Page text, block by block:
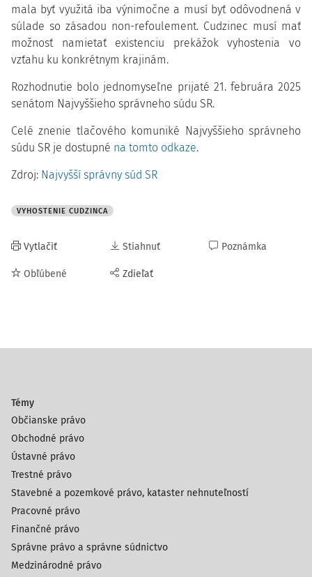
mala byť využitá iba výnimočne a musí byť odôvodnená v
súlade so zásadou non-refoulement. Cudzinec musí mať
možnosť namietať existenciu prekážok vyhostenia vo
vzťahu ku konkrétnym krajinám.
Rozhodnutie bolo jednomyseľne prijaté 21. februára 2025
senátom Najvyššieho správneho súdu SR.
Celé znenie tlačového komuniké Najvyššieho správneho
súdu SR je dostupné na tomto odkaze.
Zdroj: Najvyšší správny súd SR
VYHOSTENIE CUDZINCA
Vytlačiť
Obľúbené
Stiahnuť
Zdieľať
Poznámka
Témy
Občianske právo
Obchodné právo
Ústavné právo
Trestné právo
Stavebné a pozemkové právo, kataster nehnuteľností
Pracovné právo
Finančné právo
Správne právo a správne súdnictvo
Medzinárodné právo